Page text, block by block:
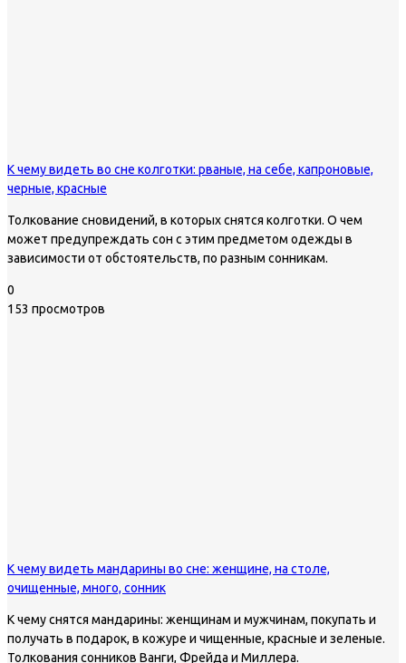
К чему видеть во сне колготки: рваные, на себе, капроновые,
черные, красные
Толкование сновидений, в которых снятся колготки. О чем
может предупреждать сон с этим предметом одежды в
зависимости от обстоятельств, по разным сонникам.
0
153 просмотров
К чему видеть мандарины во сне: женщине, на столе,
очищенные, много, сонник
К чему снятся мандарины: женщинам и мужчинам, покупать и
получать в подарок, в кожуре и чищенные, красные и зеленые.
Толкования сонников Ванги, Фрейда и Миллера.